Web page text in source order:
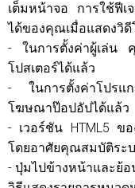
เต็มหน้าจอ การใช้ฟีเ
ได้ของคุณเมื่อแสดงวิ
- ในการตั้งค่าผู้เล่น
โปสเตอร์ได้แล้ว
- ในการตั้งค่าโปรแ
โฆษณาป๊อปอัปได้แล้ว
- เวอร์ชัน HTML5 ขอ
โดยอาศัยคุณสมบัติระ
- ปุ่มไปข้างหน้าและย้